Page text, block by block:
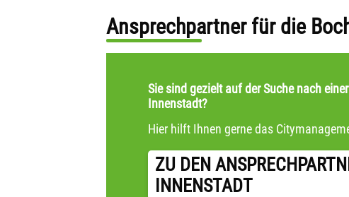
Ansprechpartner für die
Sie sind gezielt auf der Suche nach
Innenstadt?
Hier hilft Ihnen gerne das
ZU DEN
INNENSTADT